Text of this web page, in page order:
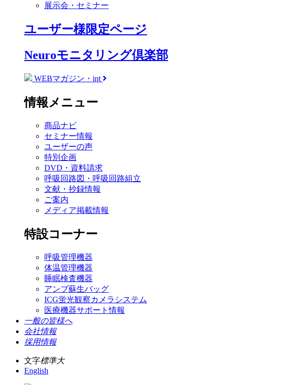
展示会・セミナー
ユーザー様限定ページ
Neuroモニタリング倶楽部
WEBマガジン・int
情報メニュー
商品ナビ
セミナー情報
ユーザーの声
特別企画
DVD・資料請求
呼吸回路図・呼吸回路組立
文献・抄録情報
ご案内
メディア掲載情報
特設コーナー
呼吸管理機器
体温管理機器
睡眠検査機器
アンブ蘇生バッグ
ICG蛍光観察カメラシステム
医療機器サポート情報
一般の皆様へ
会社情報
採用情報
文字標準大
English